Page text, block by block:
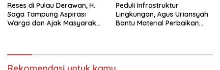
Reses di Pulau Derawan, H.
Saga Tampung Aspirasi
Warga dan Ajak Masyarakat
Peduli Infrastruktur
Lingkungan, Agus Uriansyah
Bantu Material Perbaikan